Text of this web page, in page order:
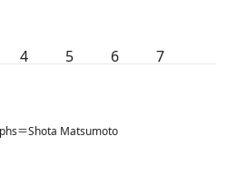
4 5 6 7
＝Shota Matsumoto